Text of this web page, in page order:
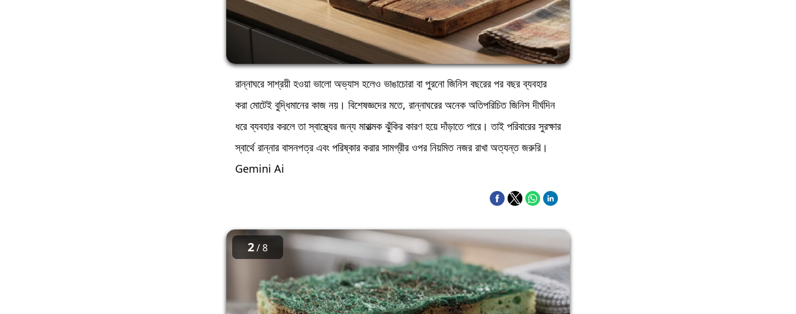
রান্নাঘরে সাশ্রয়ী হওয়া ভালো অভ্যাস হলেও ভাঙাচোরা বা পুরনো জিনিস বছরের পর বছর ব্যবহার
করা মোটেই বুদ্ধিমানের কাজ নয়। বিশেষজ্ঞদের মতে, রান্নাঘরের অনেক অতিপরিচিত জিনিস দীর্ঘদিন
ধরে ব্যবহার করলে তা স্বাস্থ্যের জন্য মারাত্মক ঝুঁকির কারণ হয়ে দাঁড়াতে পারে। তাই পরিবারের সুরক্ষার
স্বার্থে রান্নার বাসনপত্র এবং পরিষ্কার করার সামগ্রীর ওপর নিয়মিত নজর রাখা অত্যন্ত জরুরি।
Gemini Ai
2/ 8